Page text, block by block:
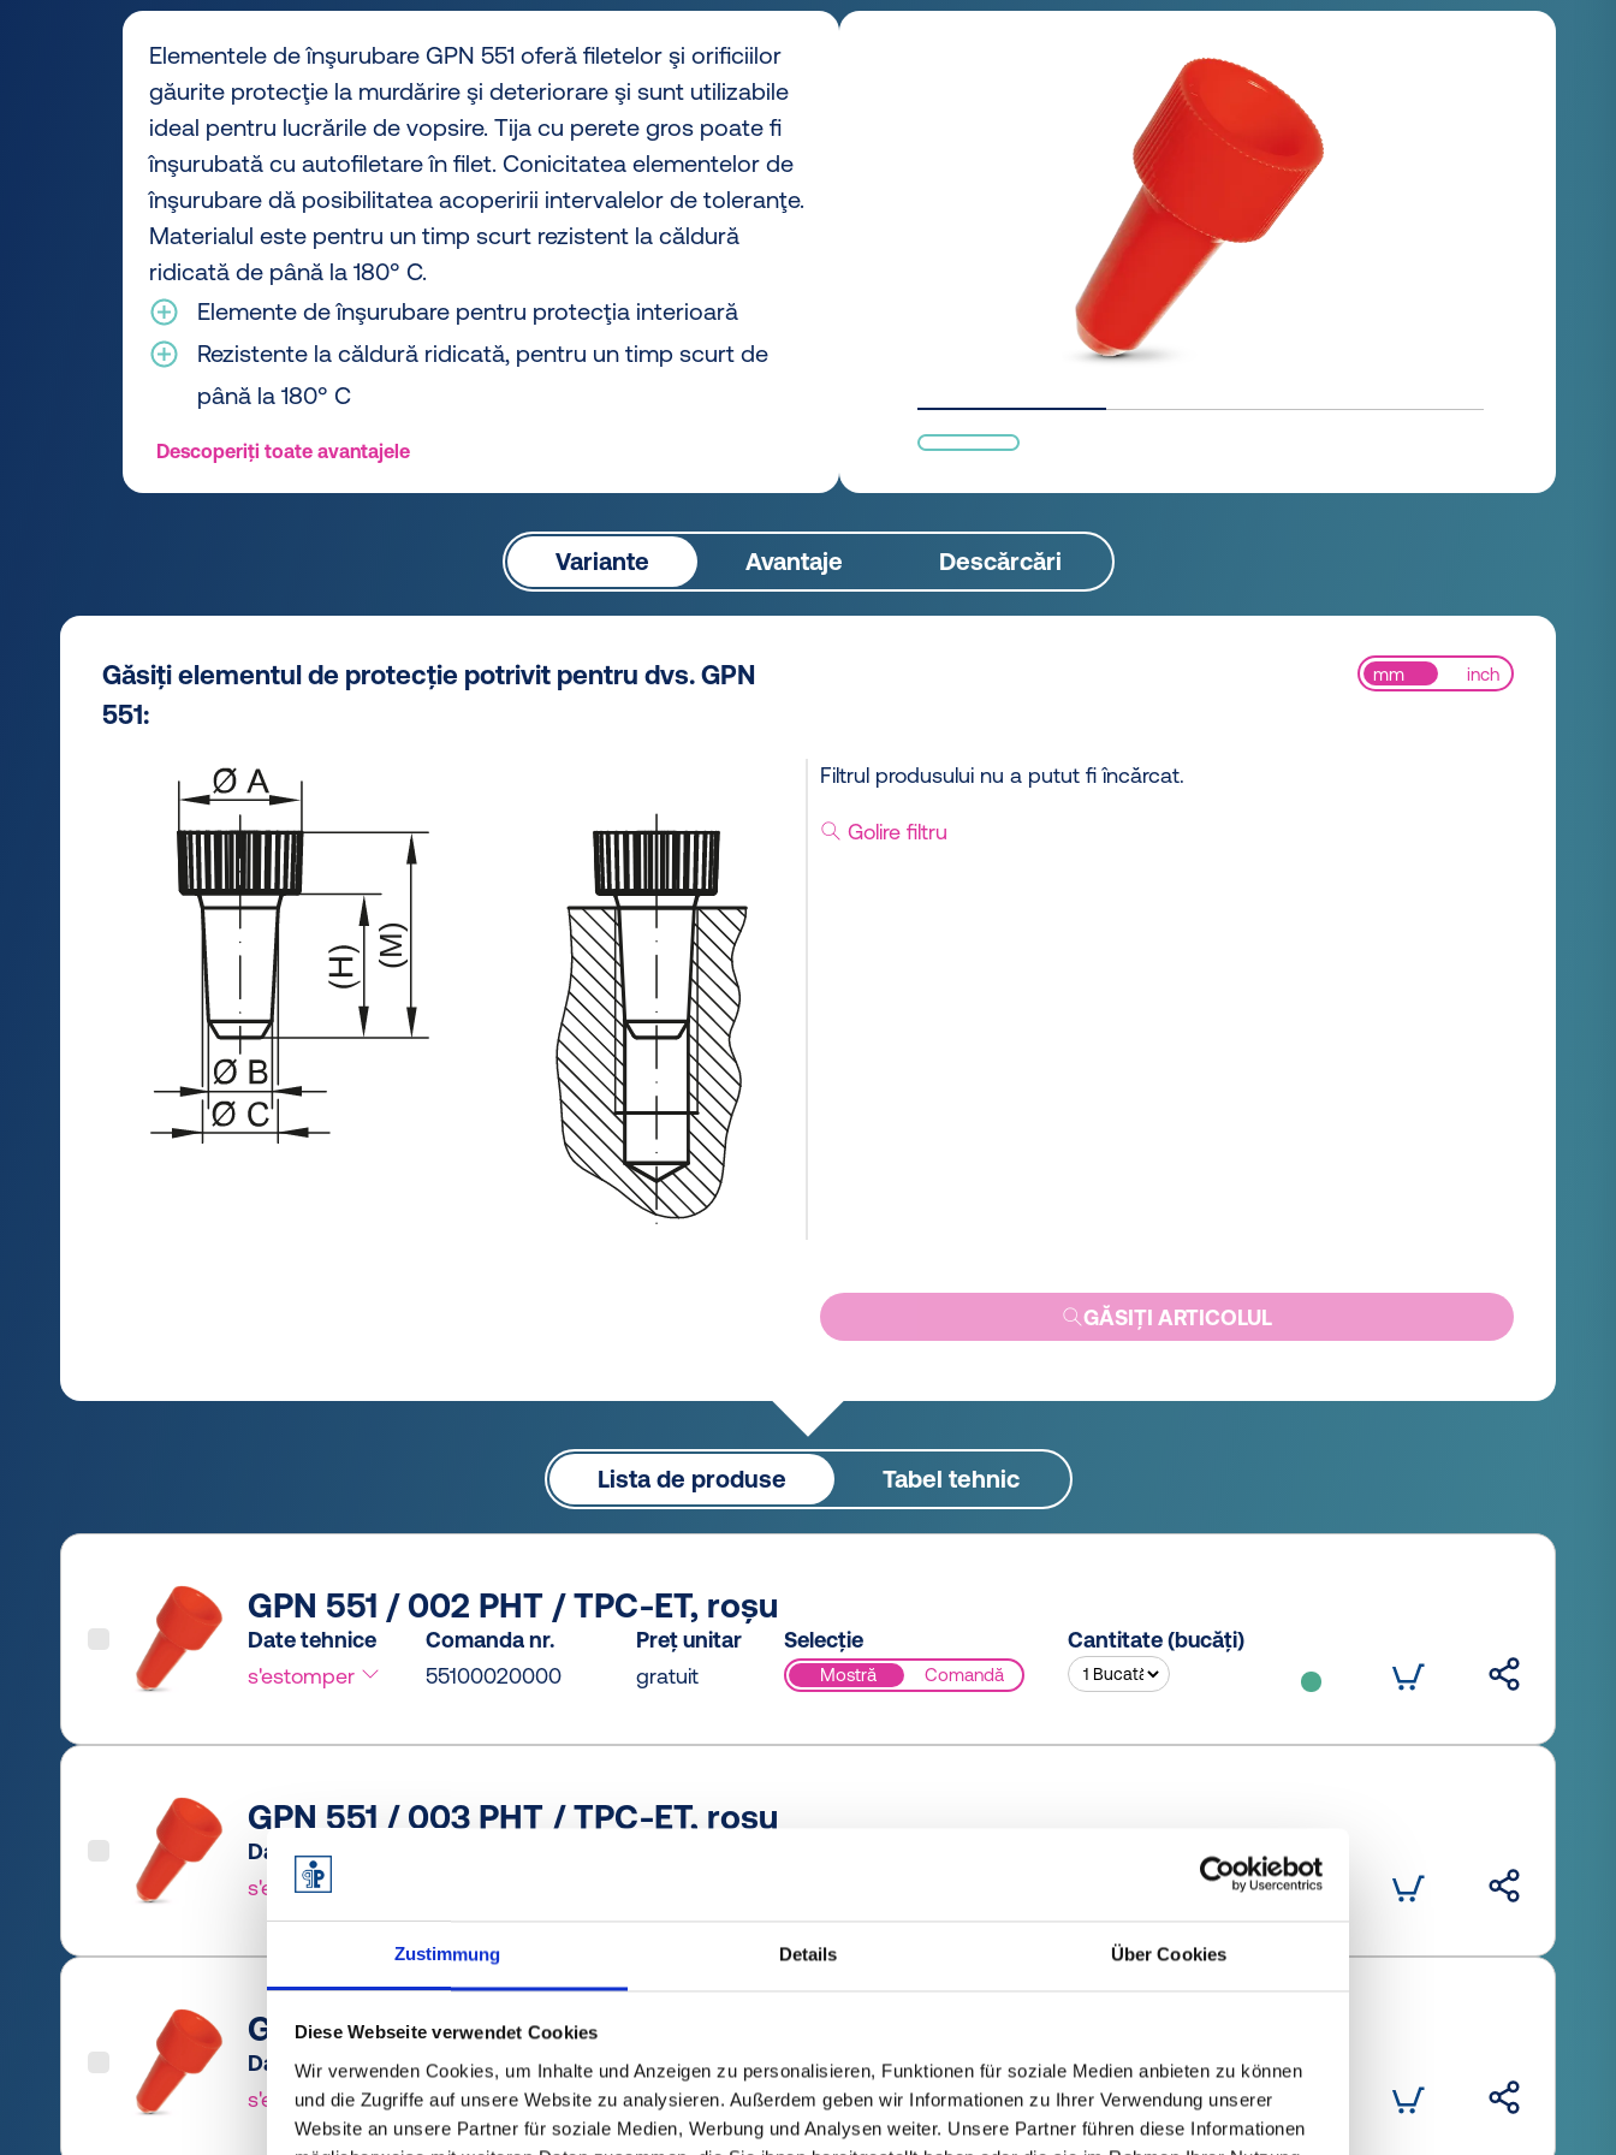
Zustimmung Details Über Cookies
Diese Webseite verwendet Cookies
Wir verwenden Cookies, um Inhalte und Anzeigen zu personalisieren, Funktionen für soziale Medien anbieten zu können
und die Zugriffe auf unsere Website zu analysieren. Außerdem geben wir Informationen zu Ihrer Verwendung unserer
Website an unsere Partner für soziale Medien, Werbung und Analysen weiter. Unsere Partner führen diese Informationen
Elementele de înşurubare GPN 551 oferă filetelor şi orificiilor
găurite protecţie la murdărire şi deteriorare şi sunt utilizabile
ideal pentru lucrările de vopsire. Tija cu perete gros poate fi
înşurubată cu autofiletare în filet. Conicitatea elementelor de
înşurubare dă posibilitatea acoperirii intervalelor de toleranţe.
Materialul este pentru un timp scurt rezistent la căldură
ridicată de până la 180° C.
Elemente de înşurubare pentru protecţia interioară
Rezistente la căldură ridicată, pentru un timp scurt de
până la 180° C
Descoperiți toate avantajele
Variante Avantaje Descărcări
Găsiți elementul de protecție potrivit pentru dvs. GPN
551:
Filtrul produsului nu a putut fi încărcat.
mm inch
Golire filtru
GĂSIȚI ARTICOLUL
Lista de produse Tabel tehnic
GPN 551 / 002 PHT / TPC-ET, roșu
Date tehnice
s'estomper
Comanda nr.
55100020000
Preț unitar
gratuit
Selecție
Mostră Comandă
Cantitate (bucăți)
GPN 551 / 003 PHT / TPC-ET, roșu
Date tehnice
s'estomper
Cantitate (bucăți)
GPN 551 / 004 PHT / TPC-ET, roșu
Date tehnice
s'estomper
Comanda nr.
55100040000
Preț unitar
gratuit
Selecție
Mostră Comandă
Cantitate (bucăți)